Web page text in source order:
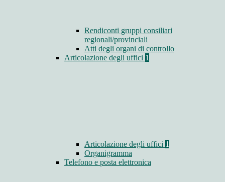
Rendiconti gruppi consiliari
regionali/provinciali
Atti degli organi di controllo
Articolazione degli uffici 1
Articolazione degli uffici 1
Organigramma
Telefono e posta elettronica